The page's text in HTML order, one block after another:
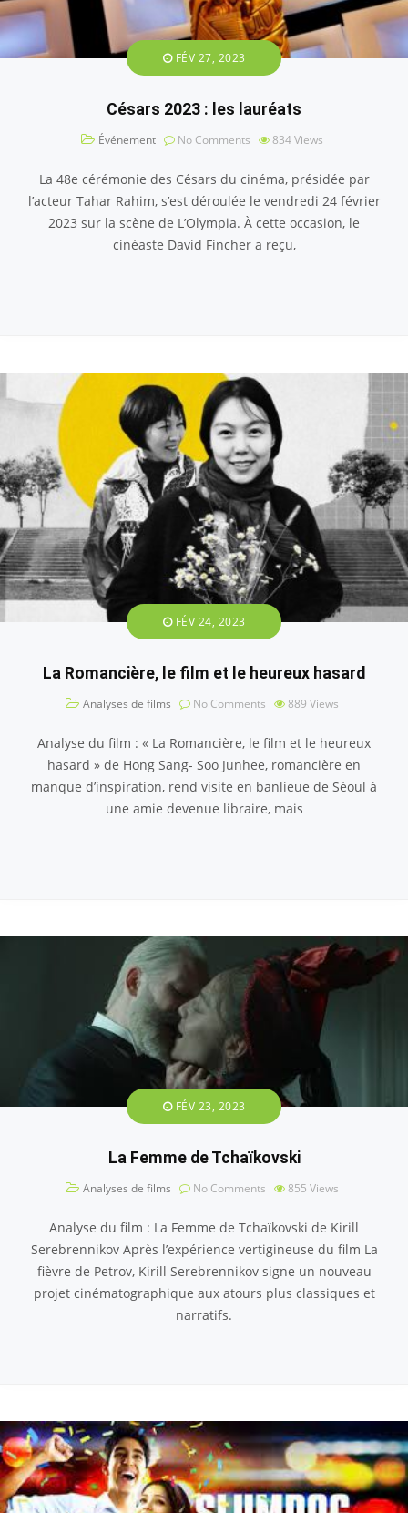
FÉV 27, 2023
Césars 2023 : les lauréats
Événement No Comments 834Views
La 48e cérémonie des Césars du cinéma, présidée par
l’acteur Tahar Rahim, s’est déroulée le vendredi 24 février
2023 sur la scène de L’Olympia. À cette occasion, le
cinéaste David Fincher a reçu,
FÉV 24, 2023
La Romancière, le film et le heureux hasard
Analyses de films No Comments 889 Views
Analyse du film : « La Romancière, le film et le heureux
hasard » de Hong Sang- Soo Junhee, romancière en
manque d’inspiration, rend visite en banlieue de Séoul à
une amie devenue libraire, mais
FÉV 23, 2023
La Femme de Tchaïkovski
Analyses de films No Comments 855 Views
Analyse du film : La Femme de Tchaïkovski de Kirill
Serebrennikov Après l’expérience vertigineuse du film La
fièvre de Petrov, Kirill Serebrennikov signe un nouveau
projet cinématographique aux atours plus classiques et
narratifs.